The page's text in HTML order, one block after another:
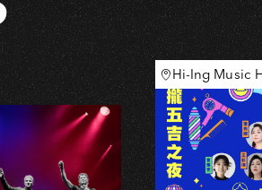
Hi-Ing Music